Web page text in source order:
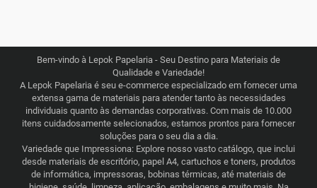
Bem-vindo à Lepok Papelaria - Seu Destino para Materiais de
Qualidade e Variedade!
A Lepok Papelaria é seu e-commerce especializado em fornecer uma
extensa gama de materiais para atender tanto às necessidades
individuais quanto às demandas corporativas. Com mais de 10.000
itens cuidadosamente selecionados, estamos prontos para fornecer
soluções para o seu dia a dia.
Variedade que Impressiona: Explore nosso vasto catálogo, que inclui
desde materiais de escritório, papel A4, cartuchos e toners, produtos
de informática, impressoras, bobinas térmicas, até materiais de